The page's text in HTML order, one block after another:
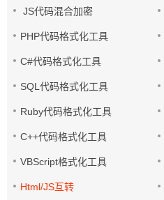
JS代码混合加密
PHP代码格式化工具
C#代码格式化工具
SQL代码格式化工具
Ruby代码格式化工具
C++代码格式化工具
VBScript格式化工具
Html/JS互转